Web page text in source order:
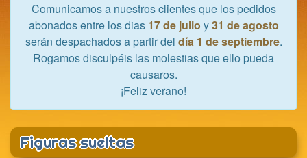
Comunicamos a nuestros clientes que los pedidos
abonados entre los dias 17 de julio y31 de agosto
serán despachados a partir del día 1 de septiembre.
Rogamos disculpéis las molestias que ello pueda
causaros.
¡Feliz verano!
Figuras sueltas